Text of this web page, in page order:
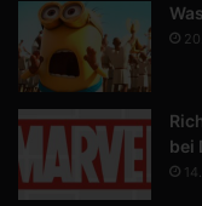
bei